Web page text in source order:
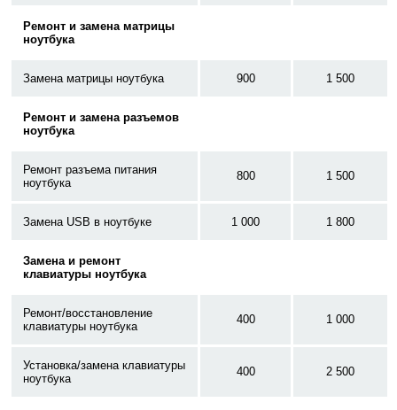
Ремонт и замена матрицы
ноутбука
Замена матрицы ноутбука 900 1 500
Ремонт и замена разъемов
ноутбука
Ремонт разъема питания
ноутбука
800 1 500
Замена USB в ноутбуке 1 000 1 800
Замена и ремонт
клавиатуры ноутбука
Ремонт/восстановление
клавиатуры ноутбука
400 1 000
Установка/замена клавиатуры
ноутбука
400 2 500